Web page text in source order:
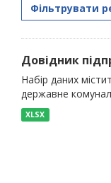
Фільтрувати
Довідник
Набір даних
державне
XLSX